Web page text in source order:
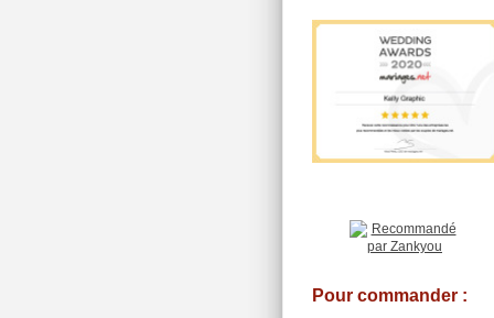
Pour commander :